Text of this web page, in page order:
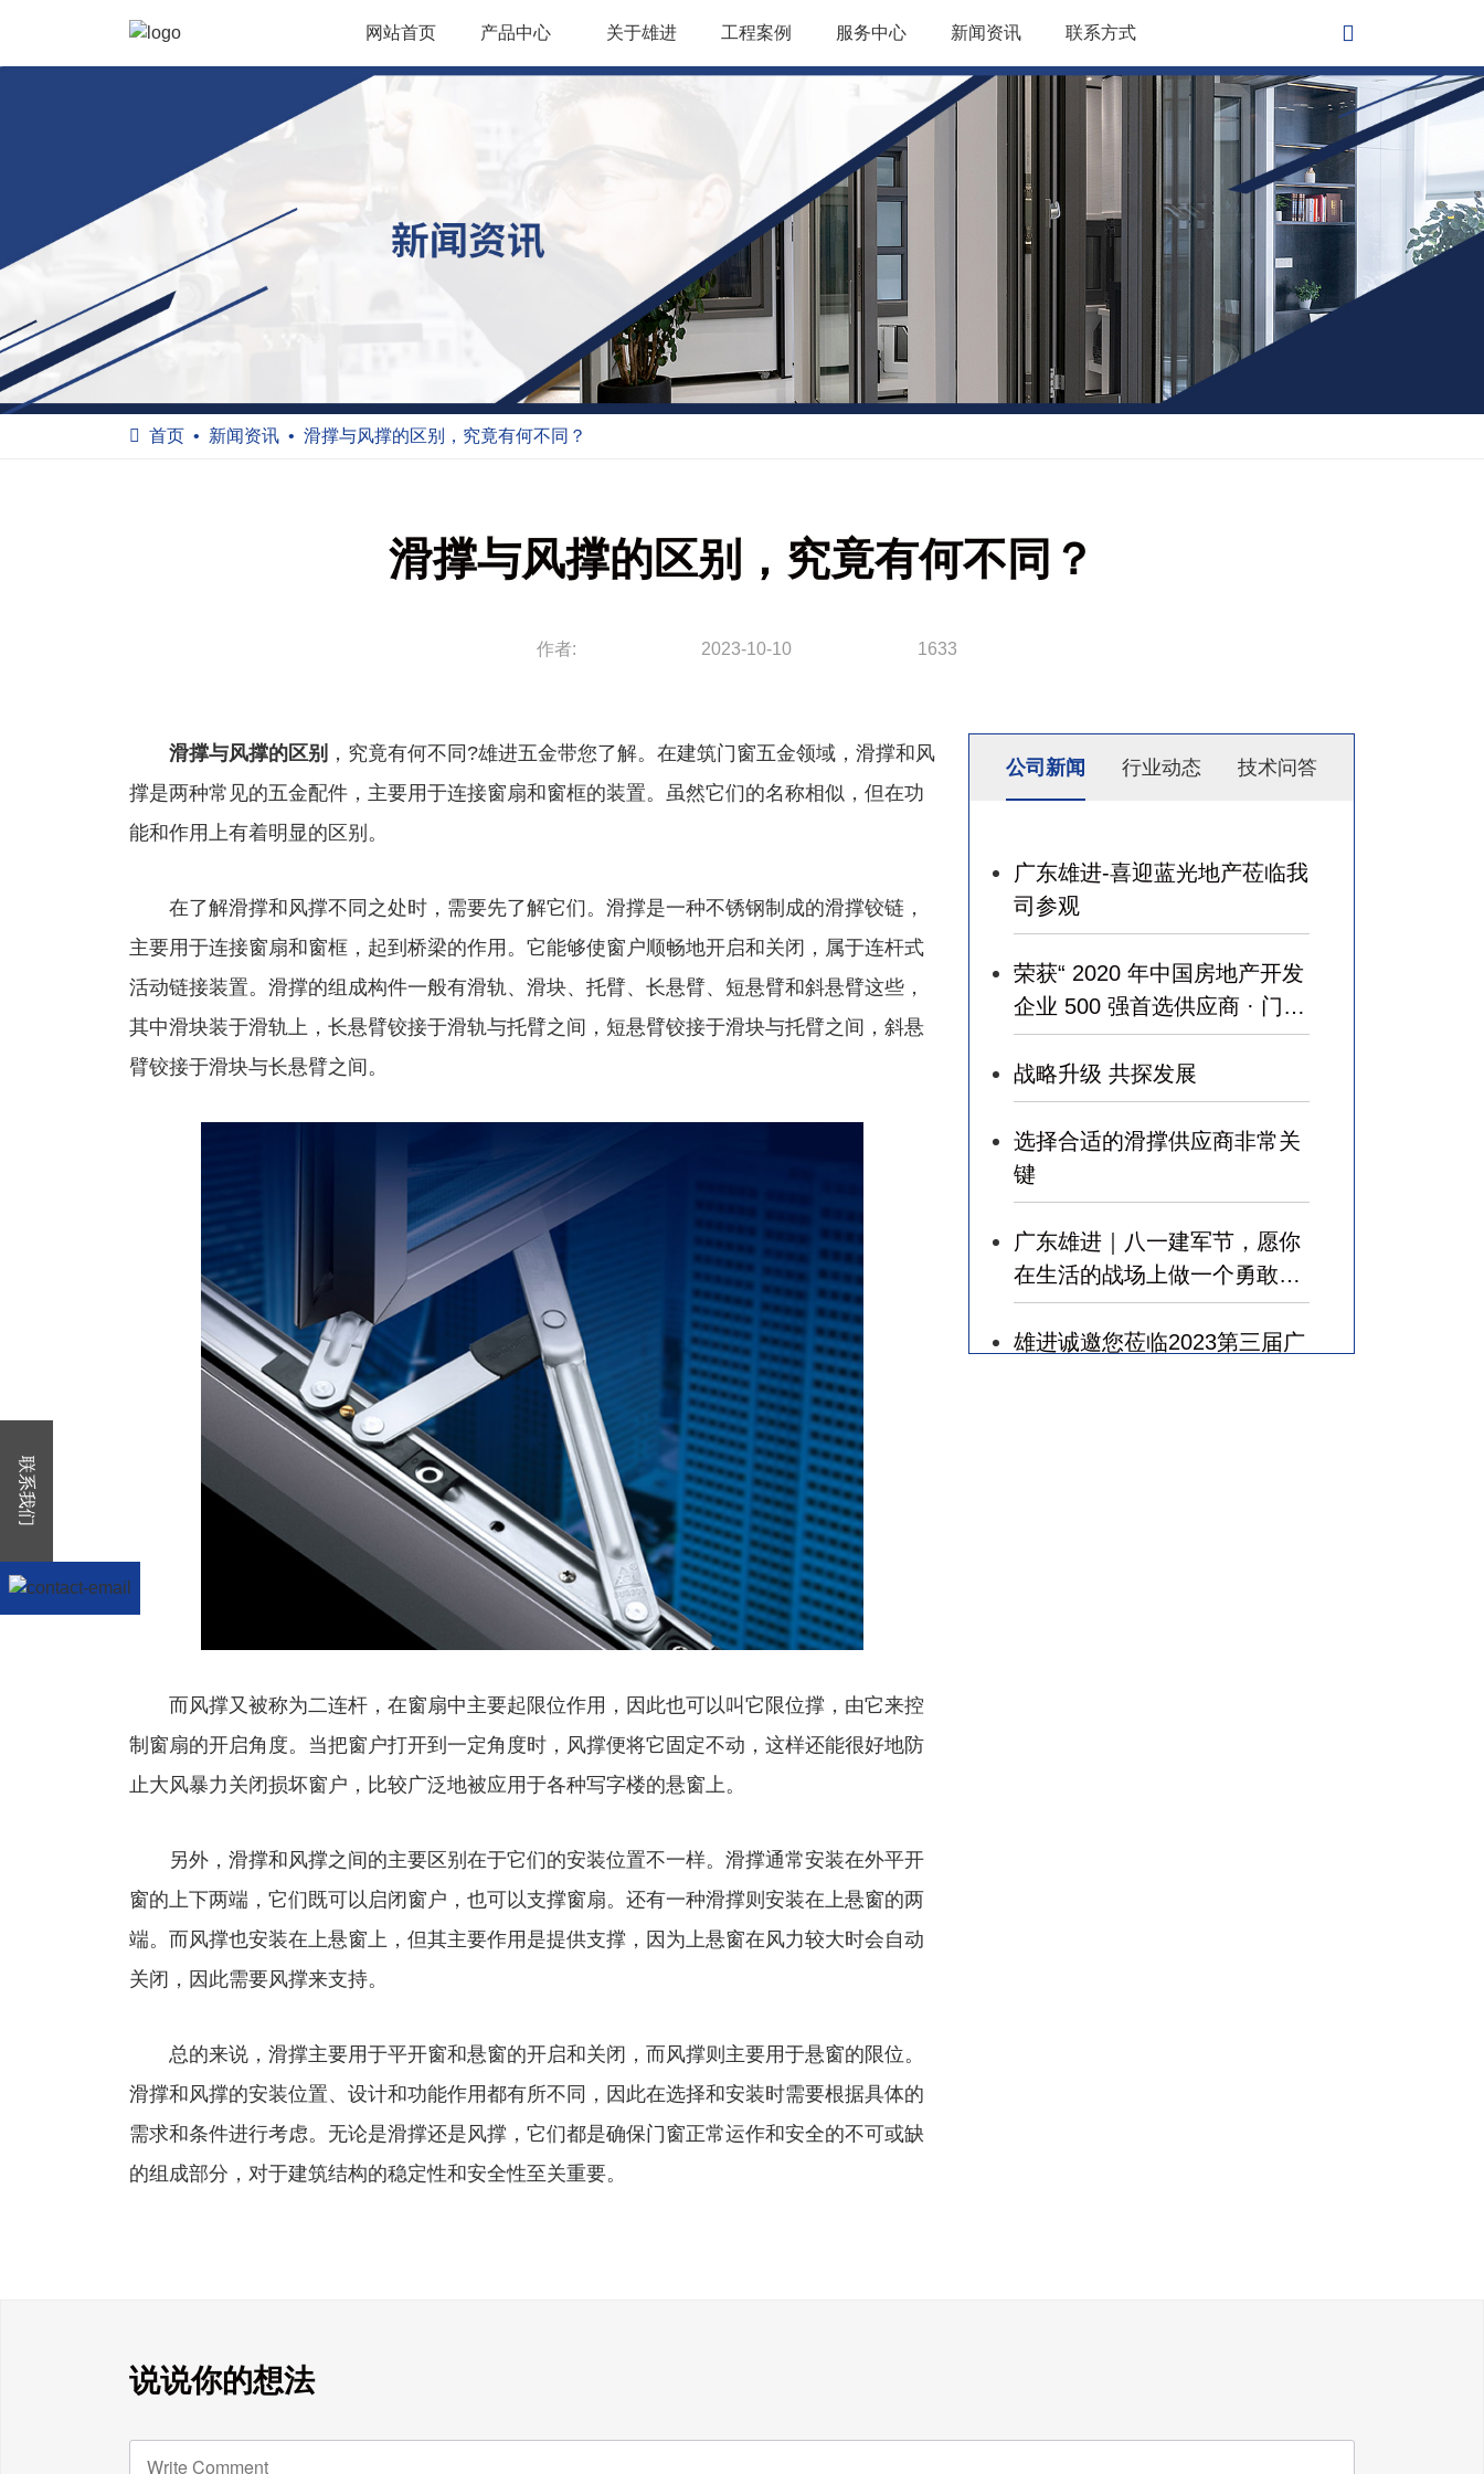
网站首页 产品中心 关于雄进 工程案例 服务中心 新闻资讯 联系方式
首页 新闻资讯 滑撑与风撑的区别，究竟有何不同？
滑撑与风撑的区别，究竟有何不同？
作者: 2023-10-10 1633
滑撑与风撑的区别 ，究竟有何不同?雄进五金带您了解。在建筑门窗五金领域，滑撑和风
撑是两种常见的五金配件，主要用于连接窗扇和窗框的装置。虽然它们的名称相似，但在功
能和作用上有着明显的区别。
在了解滑撑和风撑不同之处时，需要先了解它们。滑撑是一种不锈钢制成的滑撑铰链，
主要用于连接窗扇和窗框，起到桥梁的作用。它能够使窗户顺畅地开启和关闭，属于连杆式
活动链接装置。滑撑的组成构件一般有滑轨、滑块、托臂、长悬臂、短悬臂和斜悬臂这些，
其中滑块装于滑轨上，长悬臂铰接于滑轨与托臂之间，短悬臂铰接于滑块与托臂之间，斜悬
臂铰接于滑块与长悬臂之间。
而风撑又被称为二连杆，在窗扇中主要起限位作用，因此也可以叫它限位撑，由它来控
制窗扇的开启角度。当把窗户打开到一定角度时，风撑便将它固定不动，这样还能很好地防
止大风暴力关闭损坏窗户，比较广泛地被应用于各种写字楼的悬窗上。
另外，滑撑和风撑之间的主要区别在于它们的安装位置不一样。滑撑通常安装在外平开
窗的上下两端，它们既可以启闭窗户，也可以支撑窗扇。还有一种滑撑则安装在上悬窗的两
端。而风撑也安装在上悬窗上，但其主要作用是提供支撑，因为上悬窗在风力较大时会自动
关闭，因此需要风撑来支持。
总的来说，滑撑主要用于平开窗和悬窗的开启和关闭，而风撑则主要用于悬窗的限位。
滑撑和风撑的安装位置、设计和功能作用都有所不同，因此在选择和安装时需要根据具体的
需求和条件进行考虑。无论是滑撑还是风撑，它们都是确保门窗正常运作和安全的不可或缺
的组成部分，对于建筑结构的稳定性和安全性至关重要。
公司新闻 行业动态 技术问答
广东雄进-喜迎蓝光地产莅临我
司参观
荣获“ 2020 年中国房地产开发
企业 500 强首选供应商 · 门窗
五金类 ”
战略升级 共探发展
选择合适的滑撑供应商非常关
键
广东雄进｜八一建军节，愿你
在生活的战场上做一个勇敢的
军人，赢得幸福！
雄进诚邀您莅临2023第三届广
说说你的想法
联系我们